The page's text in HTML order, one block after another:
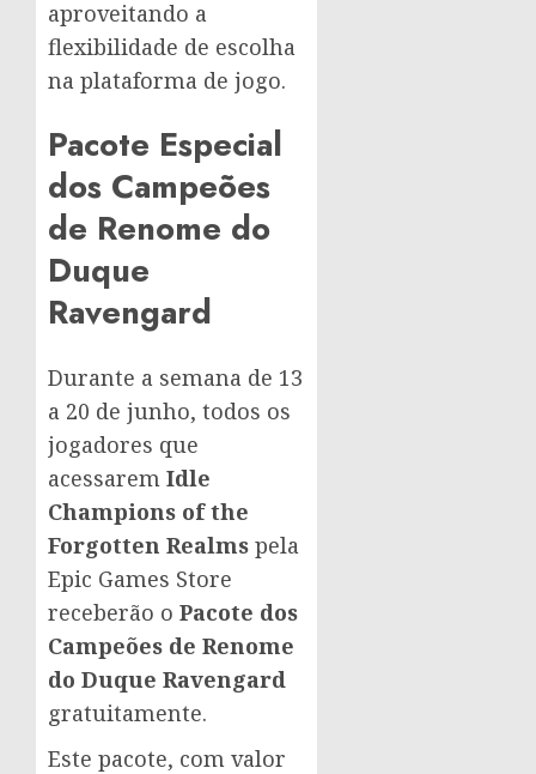
aproveitando a
flexibilidade de escolha
na plataforma de jogo.
Pacote Especial
dos Campeões
de Renome do
Duque
Ravengard
Durante a semana de 13
a 20 de junho, todos os
jogadores que
acessarem Idle
Champions of the
Forgotten Realms pela
Epic Games Store
receberão o Pacote dos
Campeões de Renome
do Duque Ravengard
gratuitamente.
Este pacote, com valor